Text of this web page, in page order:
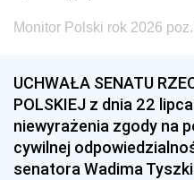
Monitor Polski rok 2026
UCHWAŁA SENATU
POLSKIEJ z dnia 22
niewyrażenia zgody na
cywilnej
senatora Wadima